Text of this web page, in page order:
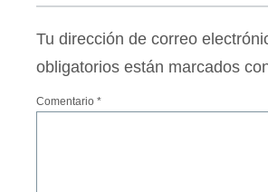
Tu dirección de correo
obligatorios están marcados
Comentario *